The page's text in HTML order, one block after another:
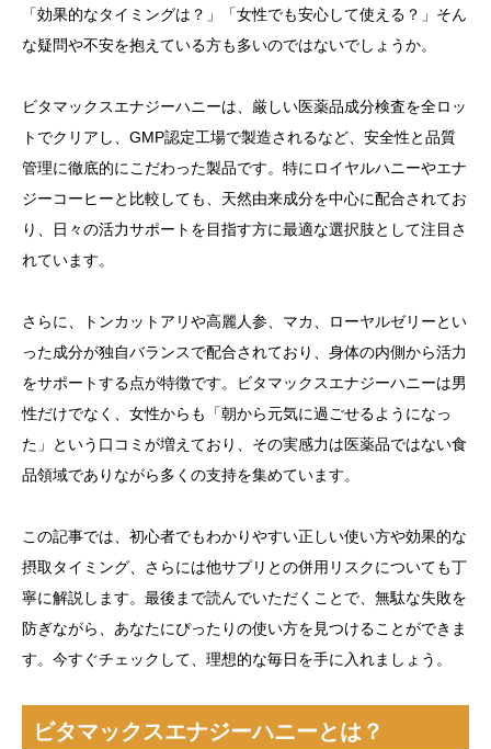
「効果的なタイミングは？」「女性でも安心して使える？」そん
な疑問や不安を抱えている方も多いのではないでしょうか。
ビタマックスエナジーハニーは、厳しい医薬品成分検査を全ロッ
トでクリアし、GMP認定工場で製造されるなど、安全性と品質
管理に徹底的にこだわった製品です。特にロイヤルハニーやエナ
ジーコーヒーと比較しても、天然由来成分を中心に配合されてお
り、日々の活力サポートを目指す方に最適な選択肢として注目さ
れています。
さらに、トンカットアリや高麗人参、マカ、ローヤルゼリーとい
った成分が独自バランスで配合されており、身体の内側から活力
をサポートする点が特徴です。ビタマックスエナジーハニーは男
性だけでなく、女性からも「朝から元気に過ごせるようになっ
た」という口コミが増えており、その実感力は医薬品ではない食
品領域でありながら多くの支持を集めています。
この記事では、初心者でもわかりやすい正しい使い方や効果的な
摂取タイミング、さらには他サプリとの併用リスクについても丁
寧に解説します。最後まで読んでいただくことで、無駄な失敗を
防ぎながら、あなたにぴったりの使い方を見つけることができま
す。今すぐチェックして、理想的な毎日を手に入れましょう。
ビタマックスエナジーハニーとは？